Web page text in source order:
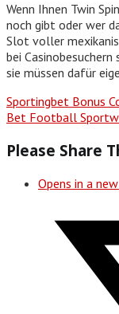
Wenn Ihnen Twin
noch gibt oder wer
Slot voller
bei
sie müssen dafür
Sportingbet Bonus
Bet Football
Please Share
Opens in a